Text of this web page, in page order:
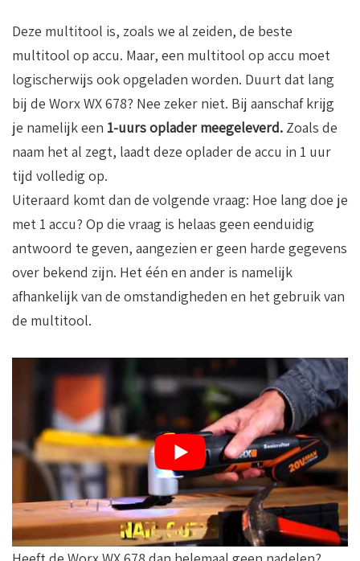
Deze multitool is, zoals we al zeiden, de beste
multitool op accu. Maar, een multitool op accu moet
logischerwijs ook opgeladen worden. Duurt dat lang
bij de Worx WX 678? Nee zeker niet. Bij aanschaf krijg
je namelijk een 1-uurs oplader meegeleverd. Zoals de
naam het al zegt, laadt deze oplader de accu in 1 uur
tijd volledig op.
Uiteraard komt dan de volgende vraag: Hoe lang doe je
met 1 accu? Op die vraag is helaas geen eenduidig
antwoord te geven, aangezien er geen harde gegevens
over bekend zijn. Het één en ander is namelijk
afhankelijk van de omstandigheden en het gebruik van
de multitool.